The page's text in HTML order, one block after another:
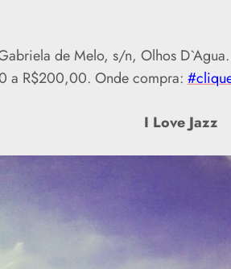
de Melo, s/n, Olhos
a R$200,00. Onde compra:
I Love Jazz